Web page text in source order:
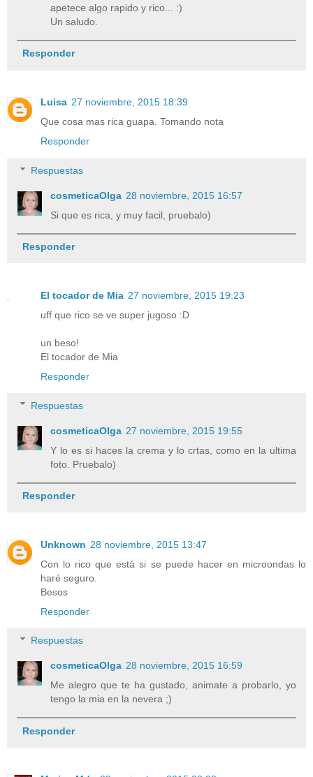
apetece algo rapido y rico... :)
Un saludo.
Responder
Luisa 27 noviembre, 2015 18:39
Que cosa mas rica guapa. Tomando nota
Responder
Respuestas
cosmeticaOlga 28 noviembre, 2015 16:57
Si que es rica, y muy facil, pruebalo)
Responder
El tocador de Mia 27 noviembre, 2015 19:23
uff que rico se ve super jugoso :D
un beso!
El tocador de Mia
Responder
Respuestas
cosmeticaOlga 27 noviembre, 2015 19:55
Y lo es si haces la crema y lo crtas, como en la ultima
foto. Pruebalo)
Responder
Unknown 28 noviembre, 2015 13:47
Con lo rico que está si se puede hacer en microondas lo
haré seguro.
Besos
Responder
Respuestas
cosmeticaOlga 28 noviembre, 2015 16:59
Me alegro que te ha gustado, animate a probarlo, yo
tengo la mia en la nevera ;)
Responder